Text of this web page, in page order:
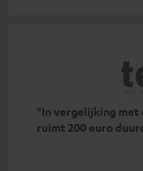
"In vergelijking met
ruimt 200 euro